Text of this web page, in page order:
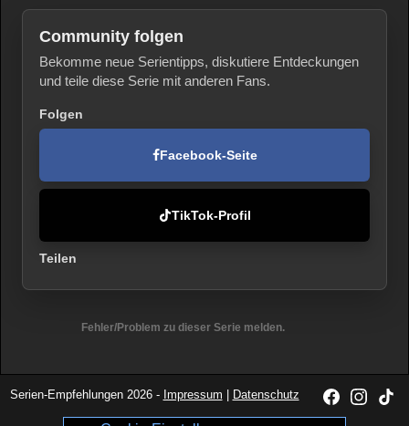
Community folgen
Bekomme neue Serientipps, diskutiere Entdeckungen
und teile diese Serie mit anderen Fans.
Folgen
Facebook-Seite
TikTok-Profil
Teilen
Fehler/Problem zu dieser Serie melden.
Serien-Empfehlungen 2026 - Impressum Datenschutz